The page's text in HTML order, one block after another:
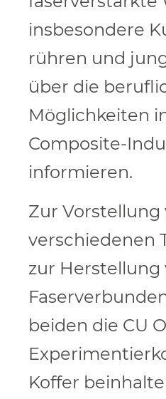
insbesondere
rühren und
über die
Möglichkeiten
Composite-
informieren.
Zur Vorstellung
verschiedenen
zur Herstellung
beiden die CU
Koffer